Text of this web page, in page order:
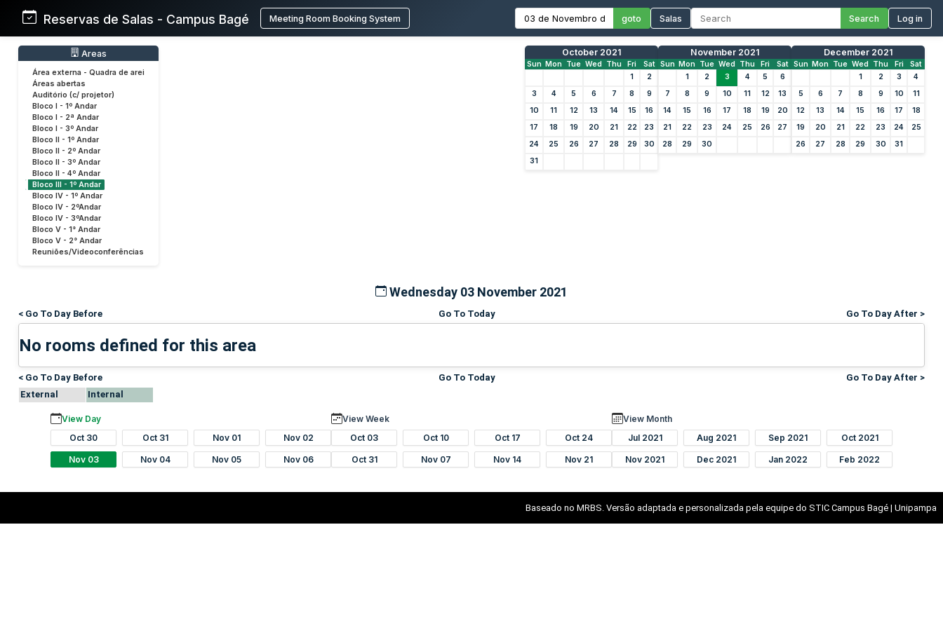
Reservas de Salas - Campus Bagé Meeting Room Booking System goto Salas Search Log in
Areas
Área externa - Quadra de arei
Áreas abertas
Auditório (c/ projetor)
Bloco I - 1º Andar
Bloco I - 2ª Andar
Bloco I - 3º Andar
Bloco II - 1º Andar
Bloco II - 2º Andar
Bloco II - 3º Andar
Bloco II - 4º Andar
Bloco III - 1º Andar
Bloco IV - 1º Andar
Bloco IV - 2ºAndar
Bloco IV - 3ºAndar
Bloco V - 1° Andar
Bloco V - 2° Andar
Reuniões/Videoconferências
October 2021
Sun Mon Tue Wed Thu Fri
Sat
1
2
3
4 5 6 7 8
9
10
11 12 13 14 15
16
17
18 19 20 21 22
23
24
25 26 27 28 29
30
31
November 2021
Sun Mon Tue Wed Thu Fri
Sat
1
2 3 4 5
6
7
8 9 10 11 12
13
14
15 16 17 18 19
20
21
22 23 24 25 26
27
28
29 30
December 2021
Sun Mon Tue Wed Thu Fri
Sat
1
2 3
4
5
6 7 8 9 10
11
12
13 14 15 16 17
18
19
20 21 22 23 24
25
26
27 28 29 30 31
Wednesday 03 November 2021
< Go To Day Before Go To Today Go To Day After >
No rooms defined for this area
< Go To Day Before Go To Today
Go To Day After >
External
Internal
View Day
Oct 30
Oct 31 Nov 01 Nov 02
Nov 03 Nov 04 Nov 05 Nov 06
View Week
Oct 03
Oct 10 Oct 17 Oct 24
Oct 31 Nov 07 Nov 14 Nov 21
View Month
Jul 2021
Aug 2021 Sep 2021 Oct 2021
Nov 2021 Dec 2021 Jan 2022 Feb 2022
Baseado no MRBS. Versão adaptada e personalizada pela equipe do STIC Campus Bagé | Unipampa